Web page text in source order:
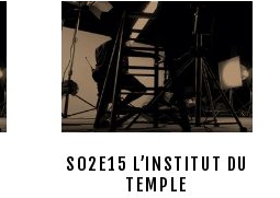
S02E15 L’INSTITUT DU
TEMPLE